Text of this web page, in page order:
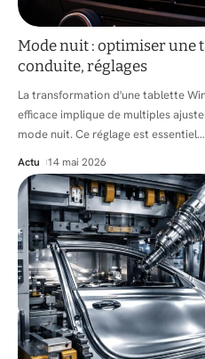
Mode nuit : optimiser une
conduite, réglages
La transformation d'une tablette
efficace implique de multiples
mode nuit. Ce réglage est essentiel…
Actu 14 mai 2026